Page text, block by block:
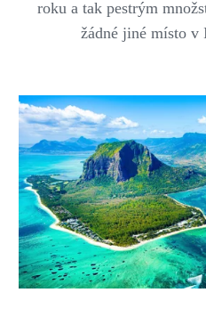
roku a tak pestrým
žádné jiné místo v